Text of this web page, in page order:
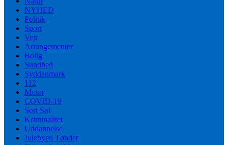
NYHED
Politik
Sport
Vejr
Arrangementer
Bolig
Sundhed
Syddanmark
112
Motor
COVID-19
Sort Sol
Kriminalitet
Uddannelse
Julebyen Tønder